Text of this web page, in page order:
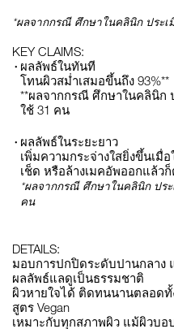
*ผลจากกรณี ศึกษาในคลินิก ประ
KEY CLAIMS:
ผลลัพธ์ในทันที
โทนผิวสม่ำเสมอขึ้นถึง 93%**
**ผลจากกรณี ศึกษาในคลินิก
ใช้ 31 คน
ผลลัพธ์ในระยะยาว
เพิ่มความกระจ่างใสยิ่งขึ้นเมื่
เช็ด หรือล้างเมคอัพออกแล้ว
*ผลจากกรณี ศึกษาในคลินิก ปร
คน
DETAILS:
มอบการปกปิดระดับปานกลาง
ผลลัพธ์แลดูเป็นธรรมชาติ
ผิวหายใจได้ ติดทนนานตลอดทั้
สูตร Vegan
เหมาะกับทุกสภาพผิว แม้ผิวบอ